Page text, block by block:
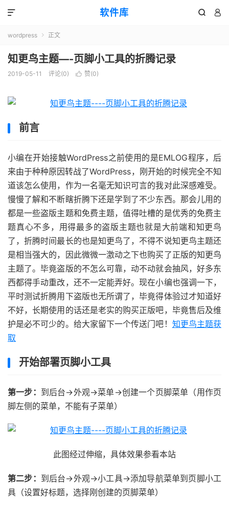
软件库  

wordpress  正文
知更鸟主题—-页脚小工具的折腾记录
2019-05-11 评论(0)  赞(0)
前言
小编在开始接触WordPress之前使用的是EMLOG程序，后
来由于种种原因转战了WordPress，刚开始的时候完全不知
道该怎么使用，作为一名毫无知识可言的我对此深感难受。
慢慢了解和不断瞎折腾下还是学到了不少东西。那会儿用的
都是一些盗版主题和免费主题，值得吐槽的是优秀的免费主
题真心不多，用得最多的盗版主题也就是大前端和知更鸟
了，折腾时间最长的也是知更鸟了，不得不说知更鸟主题还
是相当强大的，因此微微一激动之下也购买了正版的知更鸟
主题了。毕竟盗版的不怎么可靠，动不动就会抽风，好多东
西都得手动重改，还不一定能弄好。现在小编也强调一下，
平时测试折腾用下盗版也无所谓了，毕竟得体验过才知道好
不好，长期使用的话还是老实的购买正版吧，毕竟售后及维
护是必不可少的。给大家留下一个传送门吧！ 知更鸟主题获
取
开始部署页脚小工具
第一步： 到后台→外观→菜单→创建一个页脚菜单（用作页
脚左侧的菜单，不能有子菜单）
此图经过伸缩，具体效果参看本站
第二步： 到后台→外观→小工具→添加导航菜单到页脚小工
具（设置好标题，选择刚创建的页脚菜单）